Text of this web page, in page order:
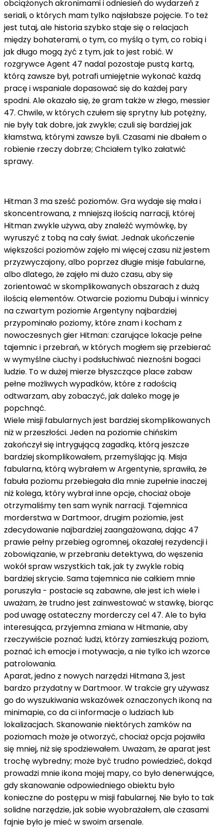
obciążonych akronimami i odniesień do wydarzeń z
seriali, o których mam tylko najsłabsze pojęcie. To też
jest tutaj, ale historia szybko staje się o relacjach
między bohaterami, o tym, co myślą o tym, co robią i
jak długo mogą żyć z tym, jak to jest robić. W
rozgrywce Agent 47 nadal pozostaje pustą kartą,
którą zawsze był, potrafi umiejętnie wykonać każdą
pracę i wspaniale dopasować się do każdej pary
spodni. Ale okazało się, że gram także w złego, messier
47. Chwile, w których czułem się sprytny lub potężny,
nie były tak dobre, jak zwykle; czuli się bardziej jak
kłamstwa, którymi zawsze byli. Czasami nie dbałem o
robienie rzeczy dobrze; Chciałem tylko załatwić
sprawy.
Hitman 3 ma sześć poziomów. Gra wydaje się mała i
skoncentrowana, z mniejszą ilością narracji, której
Hitman zwykle używa, aby znaleźć wymówkę, by
wyruszyć z tobą na cały świat. Jednak ukończenie
większości poziomów zajęło mi więcej czasu niż jestem
przyzwyczajony, albo poprzez długie misje fabularne,
albo dlatego, że zajęło mi dużo czasu, aby się
zorientować w skomplikowanych obszarach z dużą
ilością elementów. Otwarcie poziomu Dubaju i winnicy
na czwartym poziomie Argentyny najbardziej
przypominało poziomy, które znam i kocham z
nowoczesnych gier Hitman: czarujące lokacje pełne
tajemnic i przebrań, w których mogłem się przebierać
w wymyślne ciuchy i podsłuchiwać nieznośni bogaci
ludzie. To w dużej mierze błyszczące place zabaw
pełne możliwych wypadków, które z radością
odtwarzam, aby zobaczyć, jak daleko mogę je
popchnąć.
Wiele misji fabularnych jest bardziej skomplikowanych
niż w przeszłości. Jeden na poziomie chińskim
zakończył się intrygującą zagadką, którą jeszcze
bardziej skomplikowałem, przemyślając ją. Misja
fabularna, którą wybrałem w Argentynie, sprawiła, że ​​
fabuła poziomu przebiegała dla mnie zupełnie inaczej
niż kolega, który wybrał inne opcje, chociaż oboje
otrzymaliśmy ten sam wynik narracji. Tajemnica
morderstwa w Dartmoor, drugim poziomie, jest
zdecydowanie najbardziej zaangażowana, dając 47
prawie pełny przebieg ogromnej, okazałej rezydencji i
zobowiązanie, w przebraniu detektywa, do węszenia
wokół spraw wszystkich tak, jak ty zwykle robią
bardziej skrycie. Sama tajemnica nie całkiem mnie
poruszyła - postacie są zabawne, ale jest ich wiele i
uważam, że trudno jest zainwestować w stawkę, biorąc
pod uwagę ostateczny morderczy cel 47. Ale to była
interesująca, przyjemna zmiana w Hitmanie, aby
rzeczywiście poznać ludzi, którzy zamieszkują poziom,
poznać ich emocje i motywacje, a nie tylko ich wzorce
patrolowania.
Aparat, jedno z nowych narzędzi Hitmana 3, jest
bardzo przydatny w Dartmoor. W trakcie gry używasz
go do wyszukiwania wskazówek oznaczonych ikoną na
minimapie, co da ci informacje o ludziach lub
lokalizacjach. Skanowanie niektórych zamków na
poziomach może je otworzyć, chociaż opcja pojawiła
się mniej, niż się spodziewałem. Uważam, że aparat jest
trochę wybredny; może być trudno powiedzieć, dokąd
prowadzi mnie ikona mojej mapy, co było denerwujące,
gdy skanowanie odpowiedniego obiektu było
konieczne do postępu w misji fabularnej. Nie było to tak
solidne narzędzie, jak sobie wyobrażałem, ale czasami
fajnie było je mieć w swoim arsenale.